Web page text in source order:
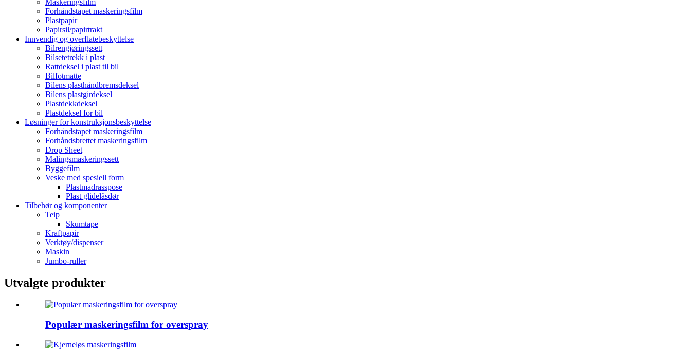
Maskeringsfilm
Forhåndstapet maskeringsfilm
Plastpapir
Papirsil/papirtrakt
Innvendig og overflatebeskyttelse
Bilrengjøringssett
Bilsetetrekk i plast
Rattdeksel i plast til bil
Bilfotmatte
Bilens plasthåndbremsdeksel
Bilens plastgirdeksel
Plastdekkdeksel
Plastdeksel for bil
Løsninger for konstruksjonsbeskyttelse
Forhåndstapet maskeringsfilm
Forhåndsbrettet maskeringsfilm
Drop Sheet
Malingsmaskeringssett
Byggefilm
Veske med spesiell form
Plastmadrasspose
Plast glidelåsdør
Tilbehør og komponenter
Teip
Skumtape
Kraftpapir
Verktøy/dispenser
Maskin
Jumbo-ruller
Utvalgte produkter
Populær maskeringsfilm for overspray